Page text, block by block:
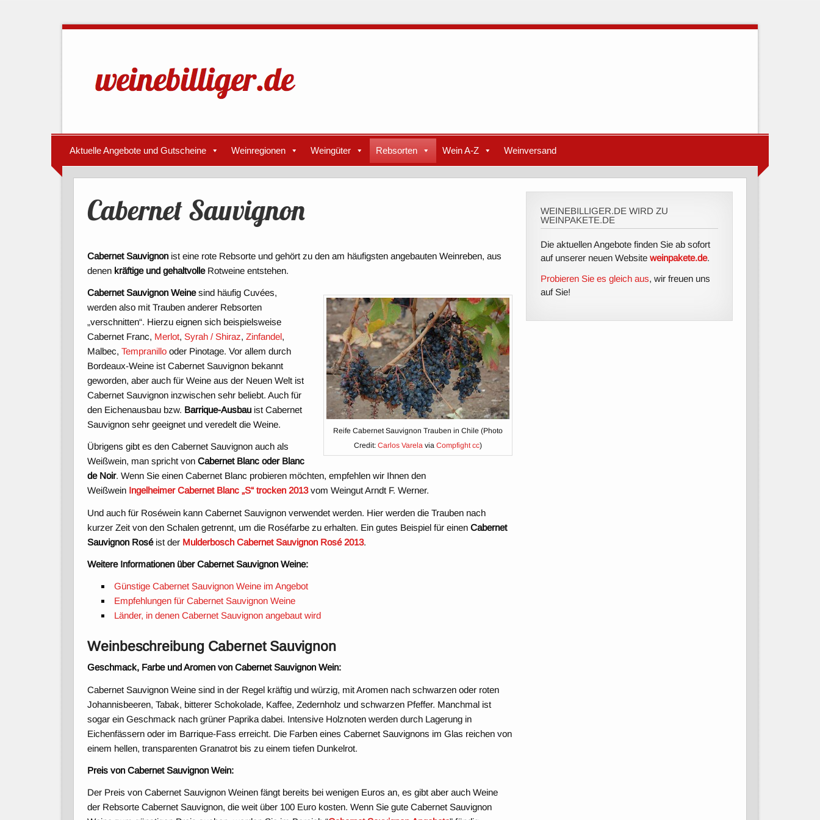
Aktuelle Angebote und Gutscheine Weinregionen Weingüter Rebsorten Wein A-Z Weinversand
Cabernet Sauvignon
Cabernet Sauvignon ist eine rote Rebsorte und gehört zu den am häufigsten angebauten Weinreben, aus
denen kräftige und gehaltvolleRotweine entstehen.
Reife Cabernet Sauvignon Trauben in Chile (Photo
Credit: Carlos Varelavia Compfight cc)
Cabernet Sauvignon Weinesind häufig Cuvées,
werden also mit Trauben anderer Rebsorten
„verschnitten“. Hierzu eignen sich beispielsweise
Cabernet Franc, Merlot,Syrah / Shiraz,Zinfandel,
Malbec,Tempranillo oder Pinotage. Vor allem durch
Bordeaux-Weine ist Cabernet Sauvignon bekannt
geworden, aber auch für Weine aus der Neuen Welt ist
Cabernet Sauvignon inzwischen sehr beliebt. Auch für
den Eichenausbau bzw. Barrique-Ausbau ist Cabernet
Sauvignon sehr geeignet und veredelt die Weine.
Übrigens gibt es den Cabernet Sauvignon auch als
Weißwein, man spricht vonCabernet Blanc oder Blanc
de Noir. Wenn Sie einen Cabernet Blanc probieren möchten, empfehlen wir Ihnen den
Weißwein Ingelheimer Cabernet Blanc „S“ trocken 2013vom Weingut Arndt F. Werner.
Und auch für Roséwein kann Cabernet Sauvignon verwendet werden. Hier werden die Trauben nach
kurzer Zeit von den Schalen getrennt, um die Roséfarbe zu erhalten. Ein gutes Beispiel für einenCabernet
Sauvignon Roséist der Mulderbosch Cabernet Sauvignon Rosé 2013.
Weitere Informationen über Cabernet Sauvignon Weine:
Günstige Cabernet Sauvignon Weine im Angebot
Empfehlungen für Cabernet Sauvignon Weine
Länder, in denen Cabernet Sauvignon angebaut wird
Weinbeschreibung Cabernet Sauvignon
Geschmack, Farbe und Aromen von Cabernet Sauvignon Wein:
Cabernet Sauvignon Weine sind in der Regel kräftig und würzig, mit Aromen nach schwarzen oder roten
Johannisbeeren, Tabak, bitterer Schokolade, Kaffee, Zedernholz und schwarzen Pfeffer. Manchmal ist
sogar ein Geschmack nach grüner Paprika dabei. Intensive Holznoten werden durch Lagerung in
Eichenfässern oder im Barrique-Fass erreicht. Die Farben eines Cabernet Sauvignons im Glas reichen von
einem hellen, transparenten Granatrot bis zu einem tiefen Dunkelrot.
Preis von Cabernet Sauvignon Wein:
Der Preis von Cabernet Sauvignon Weinen fängt bereits bei wenigen Euros an, es gibt aber auch Weine
der Rebsorte Cabernet Sauvignon, die weit über 100 Euro kosten. Wenn Sie gute Cabernet Sauvignon
WEINEBILLIGER.DE WIRD ZU
WEINPAKETE.DE
Die aktuellen Angebote finden Sie ab sofort
auf unserer neuen Websiteweinpakete.de.
Probieren Sie es gleich aus, wir freuen uns
auf Sie!